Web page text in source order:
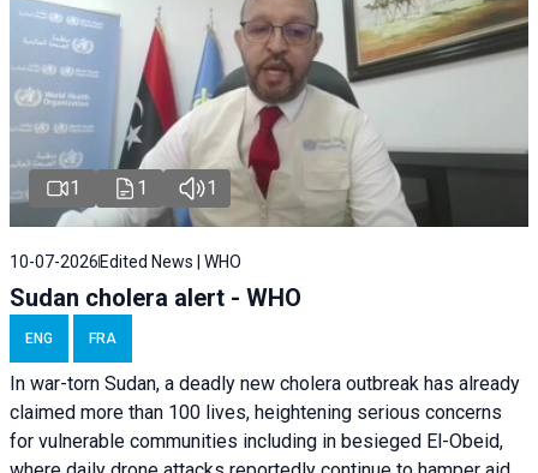
1 1 1
10-07-2026 Edited News | WHO
Sudan cholera alert - WHO
ENG FRA
In war-torn Sudan, a deadly new cholera outbreak has already
claimed more than 100 lives, heightening serious concerns
for vulnerable communities including in besieged El-Obeid,